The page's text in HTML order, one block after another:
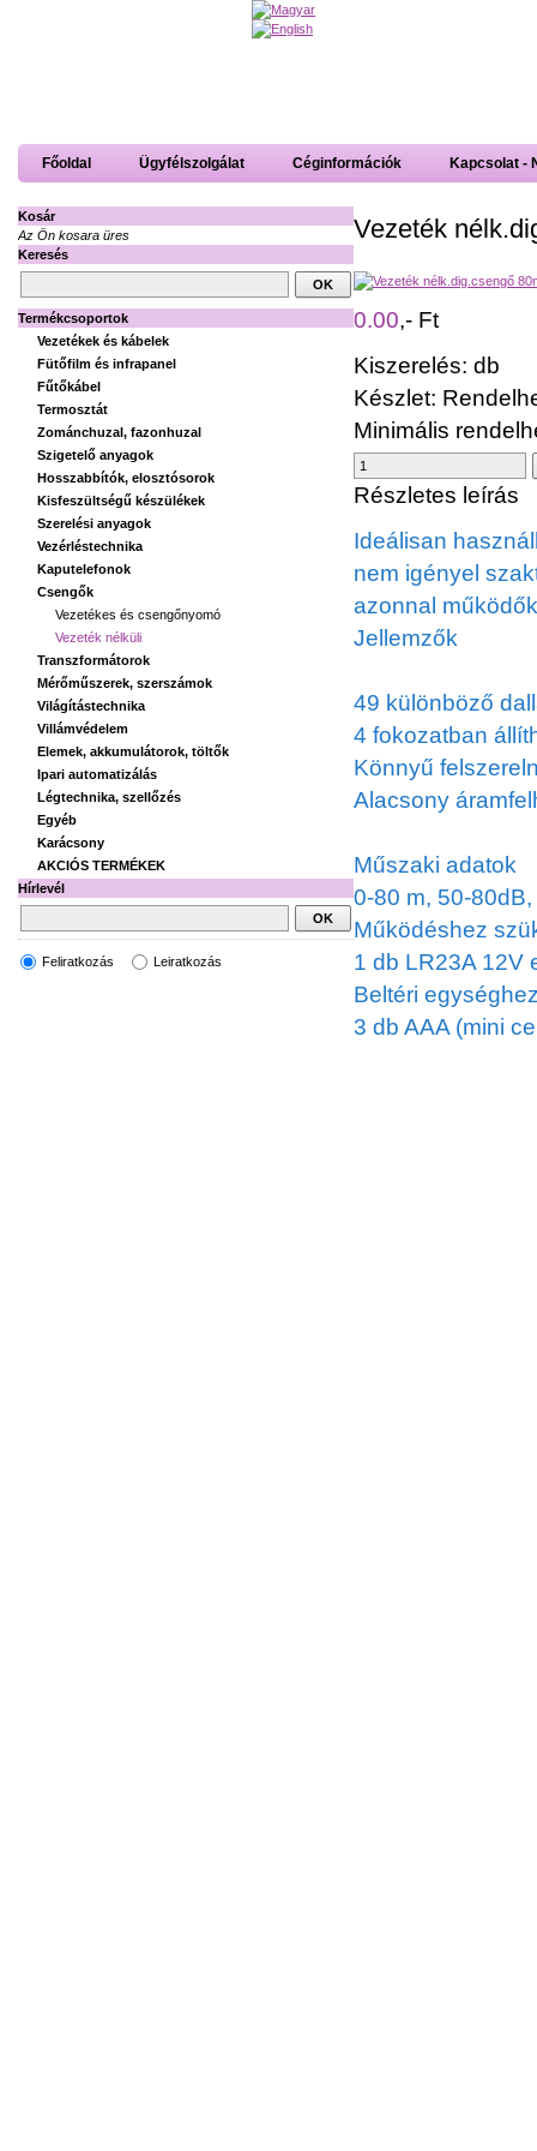
Főoldal Ügyfélszolgálat Céginformációk Kapcsolat -
Vezeték
0.00,- Ft
Kiszerelés: db
Készlet:
Minimális
Részletes leírás
Ideálisan
nem igényel
azonnal
Jellemzők
49 különböző
4 fokozatban
Könnyű
Alacsony
Műszaki adatok
0-80 m, 50-
Működéshez
1 db LR23A 12V
Beltéri
3 db AAA (mini
Kosár
Az Ön kosara üres
Keresés
Termékcsoportok
Vezetékek és kábelek
Fütőfilm és infrapanel
Fűtőkábel
Termosztát
Zománchuzal, fazonhuzal
Szigetelő anyagok
Hosszabbítók, elosztósorok
Kisfeszültségű készülékek
Szerelési anyagok
Vezérléstechnika
Kaputelefonok
Csengők
Vezetékes és csengőnyomó
Vezeték nélküli
Transzformátorok
Mérőműszerek, szerszámok
Világítástechnika
Villámvédelem
Elemek, akkumulátorok, töltők
Ipari automatizálás
Légtechnika, szellőzés
Egyéb
Karácsony
AKCIÓS TERMÉKEK
Hírlevél
Feliratkozás Leiratkozás